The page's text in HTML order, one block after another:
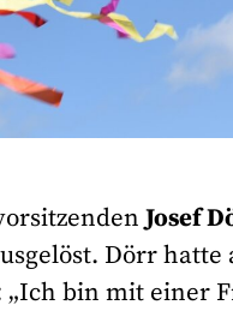
Josef
Dörr
bin mit einer